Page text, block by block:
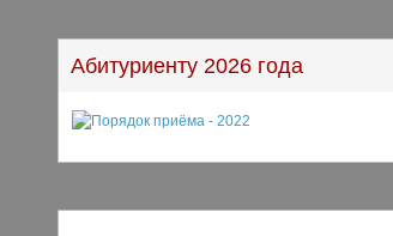
Абитуриенту 2026 года